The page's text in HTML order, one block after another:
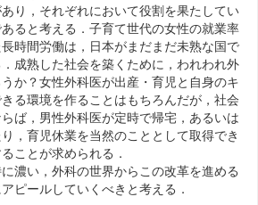
り，それぞれにおいて役割を果たしてい
ると考える．子育て世代の女性の就業率
時間労働は，日本がまだまだ未熟な国で
成熟した社会を築くために，われわれ外
か？女性外科医が出産・育児と自身のキ
る環境を作ることはもちろんだが，社会
ば，男性外科医が定時で帰宅，あるいは
，育児休業を当然のこととして取得でき
ことが求められる．
濃い，外科の世界からこの改革を進める
ピールしていくべきと考える．